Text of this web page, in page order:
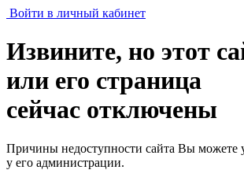
Войти в личный кабинет
Извините, но этот
или его страница
сейчас отключены
Причины недоступности сайта Вы можете
у его администрации.